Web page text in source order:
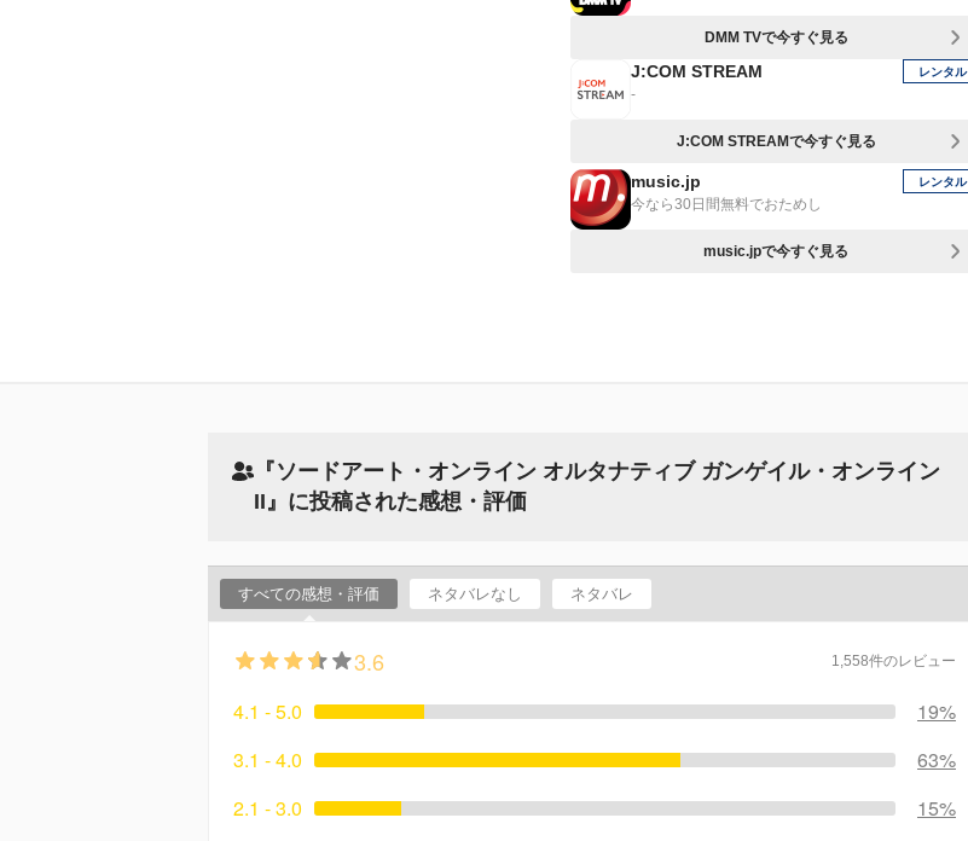
DMM TVで今すぐ見る
J:COM STREAM
-
レンタル
J:COM STREAMで今すぐ見る
music.jp
今なら30日間無料でおためし
レンタル
music.jpで今すぐ見る
『ソードアート・オンライン オルタナティブ ガンゲイル・オンライン
II』に投稿された感想・評価
すべての感想・評価 ネタバレなし ネタバレ
3.6 1,558件のレビュー
4.1 - 5.0
19%
3.1 - 4.0
63%
2.1 - 3.0
15%